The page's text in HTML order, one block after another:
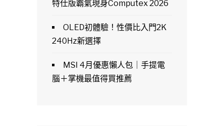
特仕版霸氣現身Computex 2026
OLED初體驗！性價比入門2K
240Hz新選擇
MSI 4月優惠懶人包｜手提電
腦＋掌機最值得買推薦